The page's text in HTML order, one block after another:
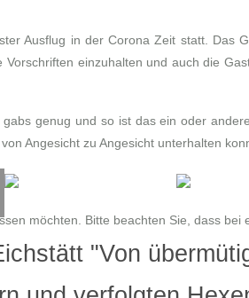
Ausflug in der Corona Zeit statt. Das
einzuhalten und auch die
genug und so ist das ein oder
Angesicht zu Angesicht unterhalten
"Von
möchten. Bitte beachten Sie, dass